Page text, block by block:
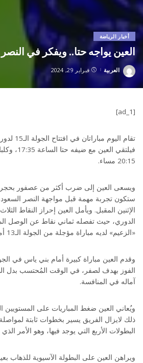
أخبار الرياضة
العين يواجه حتا.. ويفكر في
Posted
العربية فبراير 29, 2024
[ad_1]
تقام
فيلتقي
20:15 مساء.
ويسعى العين إلى ضرب أكثر من عصفور بحجر
ستكون تجربة مهمة قبل مواجهة النصر
الإثنين المقبل. ويأمل العين إحراز النقاط
الدوري، حيث تفصله ثماني نقاط عن الوصل
«الزعيم» لديه مباراة مؤجلة من الجولة الـ13 أمام الجزيرة.
وقدم العين مباراة كبيرة أمام بني ياس في
الفوز بهدف لصفر، في الوقت المُحتسب بدل
آماله في المنافسة.
ويُعاني العين ضغط المباريات على المستويين
ذلك لايزال الفريق يسير بخطوات ثابتة
البطولات الأربع التي يوجد فيها، وهو الأمر
ويراهن العين على البطولة الآسيوية للذهاب